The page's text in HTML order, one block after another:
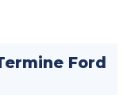
Ford